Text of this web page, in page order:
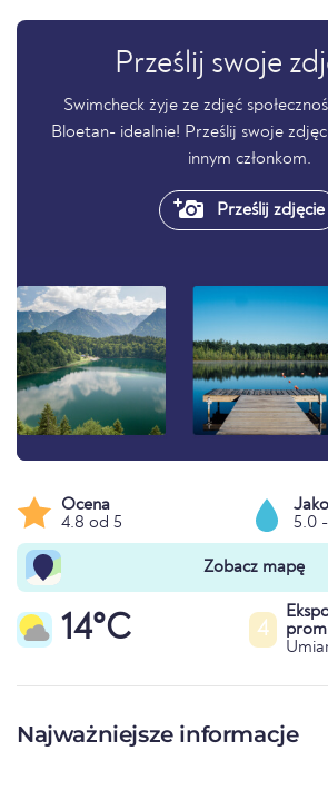
Prześlij swoje
Swimcheck żyje ze zdjęć
Bloetan- idealnie! Prześlij swoje
innym członkom.
Prześlij zdjęcie
Ocena
4.8 od 5
5.0
Zobacz mapę
14°C 4
Najważniejsze informacje